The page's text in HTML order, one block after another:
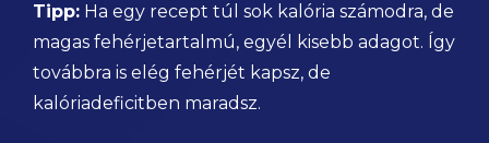
Tipp: Ha egy recept túl sok kalória számodra, de
magas fehérjetartalmú, egyél kisebb adagot. Így
továbbra is elég fehérjét kapsz, de
kalóriadeficitben maradsz.